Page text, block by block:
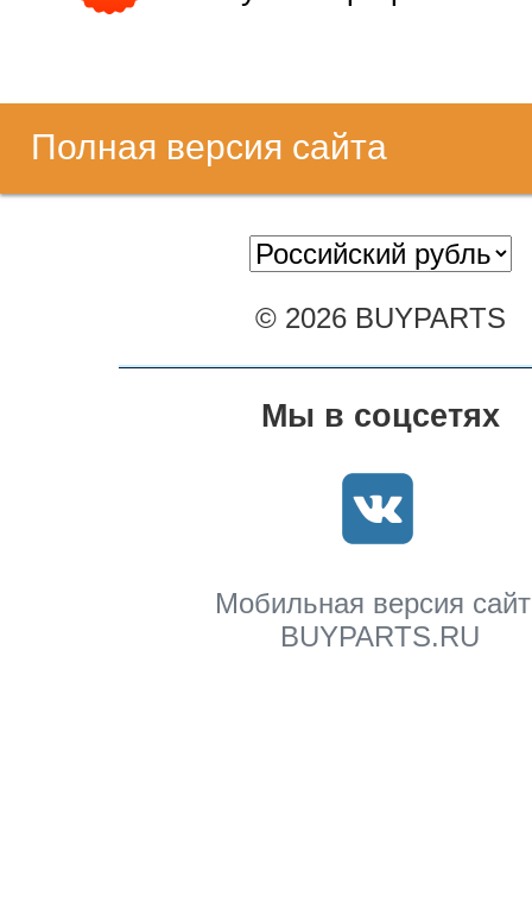
Полная версия сайта
© 2026 BUYPARTS
Мы в соцсетях
Мобильная версия
BUYPARTS.RU